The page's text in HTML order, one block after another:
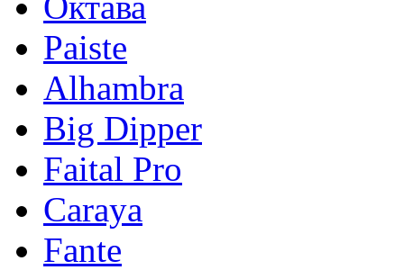
Paiste
Alhambra
Big Dipper
Faital Pro
Caraya
Fante